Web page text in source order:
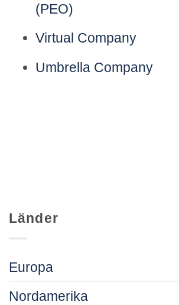
(PEO)
Virtual Company
Umbrella Company
Länder
Europa
Nordamerika